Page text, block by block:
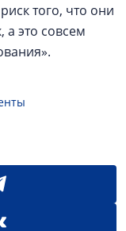
того, что они
а это совсем